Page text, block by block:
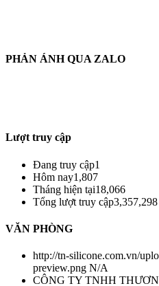
PHẢN ÁNH QUA ZALO
Lượt truy cập
Đang truy cập1
Hôm nay1,807
Tháng hiện tại18,066
Tổng lượt truy cập3,357,298
VĂN PHÒNG
http://tn-silicone.com.vn/
preview.png N/A
CÔNG TY TNHH